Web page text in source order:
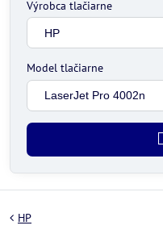
Výrobca tlačiarne
Model tlačiarne
HP